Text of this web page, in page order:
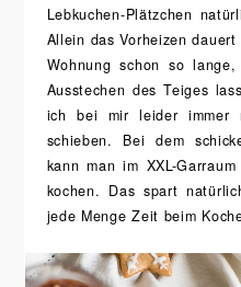
Lebkuchen-Plätzchen
Allein das Vorheizen
Wohnung schon so
Ausstechen des Teiges
ich bei mir leider
schieben. Bei dem
kann man im XXL-
kochen. Das spart
jede Menge Zeit beim